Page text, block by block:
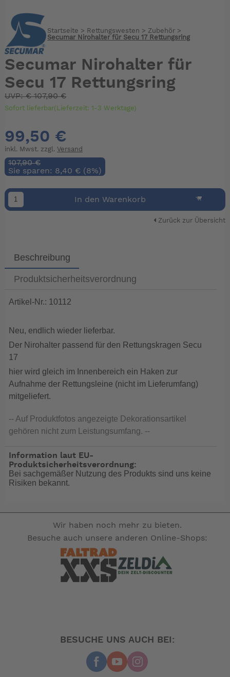
Startseite > Rettungswesten > Zubehör >
Secumar Nirohalter für Secu 17 Rettungsring
Secumar Nirohalter für
Secu 17 Rettungsring
UVP:€107,90 €
Sofort lieferbar(Lieferzeit: 1-3 Werktage)
99,50 €
inkl. Mwst. zzgl. Versand
107,90 €
Sie sparen: 8,40 € (8%)
In den Warenkorb
Zurück zur Übersicht
Beschreibung
Produktsicherheitsverordnung
Artikel-Nr.: 10112
Neu, endlich wieder lieferbar.
Der Nirohalter passend für den Rettungskragen Secu
17
hier wird gleich im Innenbereich ein Haken zur
Aufnahme der Rettungsleine (nicht im Lieferumfang)
mitgeliefert.
-- Auf Produktfotos angezeigte Dekorationsartikel
gehören nicht zum Leistungsumfang. --
Information laut EU-
Produktsicherheitsverordnung:
Bei sachgemäßer Nutzung des Produkts sind uns keine
Risiken bekannt.
Wir haben noch mehr zu bieten.
Besuche auch unsere anderen Online-Shops:
BESUCHE UNS AUCH BEI: